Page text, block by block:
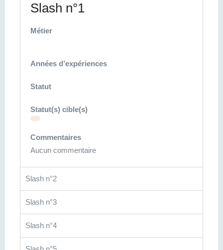
Slash n°1
Métier
Années d’expériences
Statut
Statut(s) cible(s)
Commentaires
Aucun commentaire
Slash n°2
Slash n°3
Slash n°4